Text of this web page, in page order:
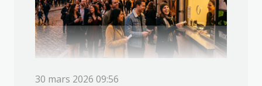
30 mars 2026 09:56